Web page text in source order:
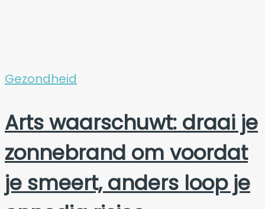
Gezondheid
Arts waarschuwt: draai je
zonnebrand om voordat
je smeert, anders loop je